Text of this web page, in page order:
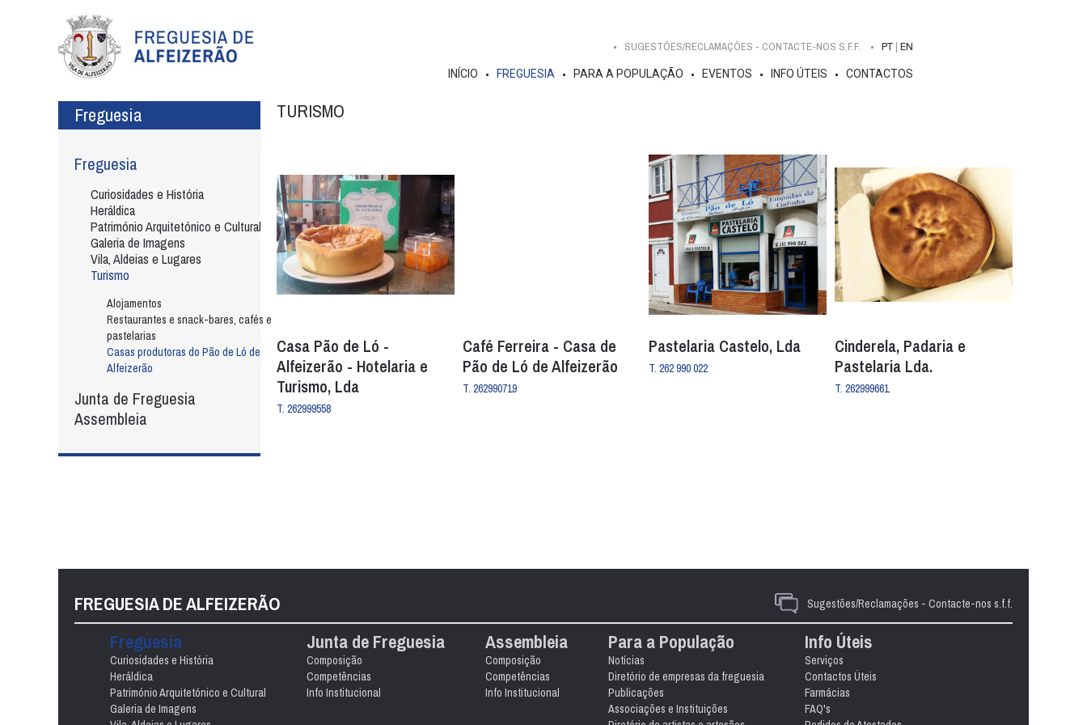
SUGESTÕES/RECLAMAÇÕES - CONTACTE-NOS S.F.F. PT EN
INÍCIO FREGUESIA PARA A POPULAÇÃO EVENTOS INFO ÚTEIS CONTACTOS
Freguesia
Freguesia
Curiosidades e História
Heráldica
Património Arquitetónico e Cultural
Galeria de Imagens
Vila, Aldeias e Lugares
Turismo
Alojamentos
Restaurantes e snack-bares, cafés e
pastelarias
Casas produtoras do Pão de Ló de
Alfeizerão
Junta de Freguesia
Assembleia
TURISMO
Casa Pão de Ló -
Alfeizerão - Hotelaria e
Turismo, Lda
T. 262999558
Café Ferreira - Casa de
Pão de Ló de Alfeizerão
T. 262990719
Pastelaria Castelo, Lda
T. 262 990 022
Cinderela, Padaria e
Pastelaria Lda.
T. 262999661
FREGUESIA DE ALFEIZERÃO Sugestões/Reclamações - Contacte-nos s.f.f.
Freguesia
Curiosidades e História
Heráldica
Património Arquitetónico e Cultural
Galeria de Imagens
Junta de Freguesia
Composição
Competências
Info Institucional
Assembleia
Composição
Competências
Info Institucional
Para a População
Notícias
Diretório de empresas da freguesia
Publicações
Associações e Instituições
Info Úteis
Serviços
Contactos Úteis
Farmácias
FAQ's